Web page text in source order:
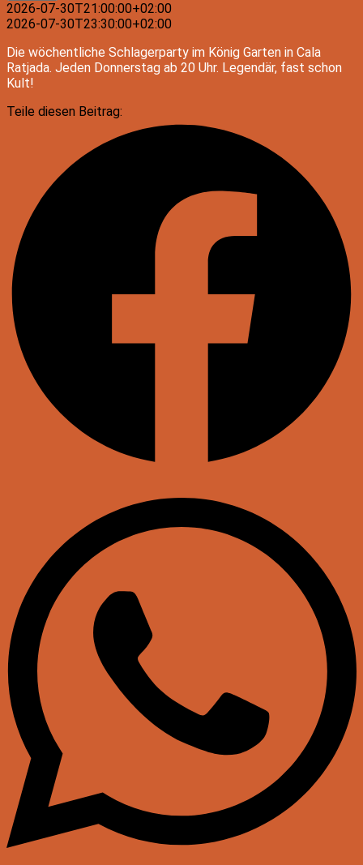
2026-07-30T21:00:00+02:00
2026-07-30T23:30:00+02:00
Die wöchentliche Schlagerparty im König Garten in Cala
Ratjada. Jeden Donnerstag ab 20 Uhr. Legendär, fast schon
Kult!
Teile diesen Beitrag: